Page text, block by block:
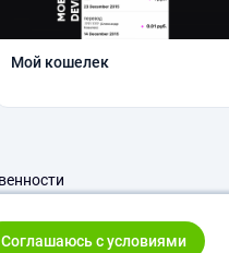
Мой кошелек
Соглашаюсь с условиями